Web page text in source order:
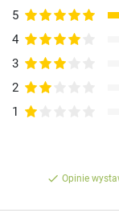
5
4
3
2
1
done Opinie